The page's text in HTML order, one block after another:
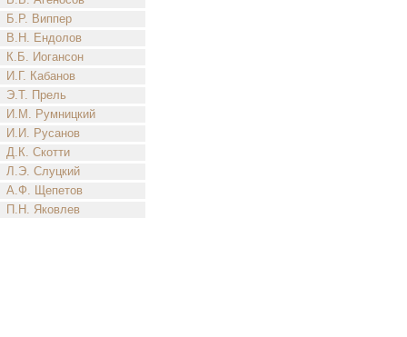
Б.Р. Виппер
В.Н. Ендолов
К.Б. Иогансон
И.Г. Кабанов
Э.Т. Прель
И.М. Румницкий
И.И. Русанов
Д.К. Скотти
Л.Э. Слуцкий
А.Ф. Щепетов
П.Н. Яковлев